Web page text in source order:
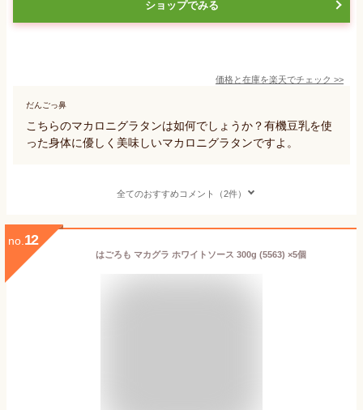
ショップでみる
価格と在庫を楽天でチェック >>
だんごっ鼻
こちらのマカロニグラタンは如何でしょうか？有機豆乳を使
った身体に優しく美味しいマカロニグラタンですよ。
全てのおすすめコメント（2件）
no. 12
はごろも マカグラ ホワイトソース 300g (5563) ×5個